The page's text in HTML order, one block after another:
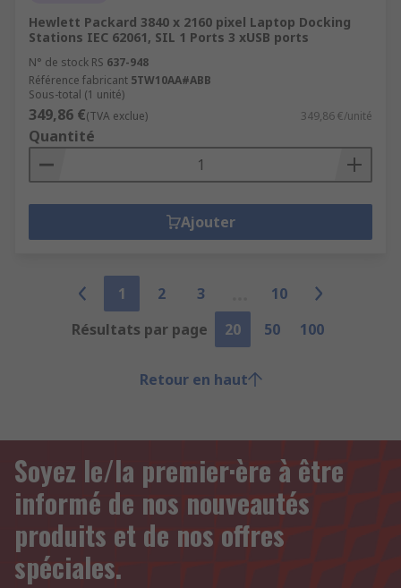
Hewlett Packard 3840 x 2160 pixel Laptop Docking
Stations IEC 62061, SIL 1 Ports 3 xUSB ports
N° de stock RS 637-948
Référence fabricant 5TW10AA#ABB
Sous-total (1 unité)
349,86 €(TVA exclue) 349,86 €/unité
Quantité
Ajouter
1 2 3
10
Résultats par page
20 50 100
Retour en haut
Soyez le/la premier·ère à être
informé de nos nouveautés
produits et de nos offres
spéciales.